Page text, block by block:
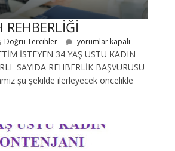
Doğru Tercihler yorumlar kapalı
İSTEYEN 34 YAŞ ÜSTÜ KADIN
SAYIDA REHBERLİK BAŞVURUSU
şu şekilde ilerleyecek öncelikle